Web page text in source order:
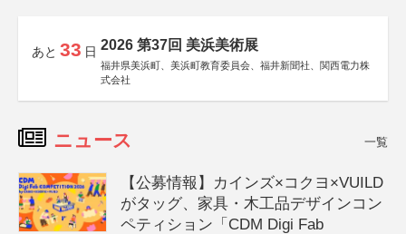
あと 33 日 2026 第37回 美浜美術展
福井県美浜町、美浜町教育委員会、福井新聞社、関西電力株
式会社
ニュース 一覧
【公募情報】カインズ×コクヨ×VUILD
がタッグ、家具・木工品デザインコン
ペティション「CDM Digi Fab